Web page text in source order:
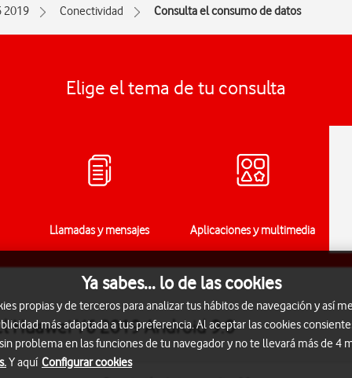
2019 Conectividad Consulta el consumo de datos
Elige el tema de tu consulta
Llamadas y mensajes Aplicaciones y multimedia
Huawei Y6 2019 Android 9.0
Ya sabes... lo de las cookies
propias y de terceros para analizar tus hábitos de navegación y así
más adaptada a tus preferencia. Al aceptar las cookies
problema en las funciones de tu navegador y no te llevará más de 4
Y aquí Configurar cookies